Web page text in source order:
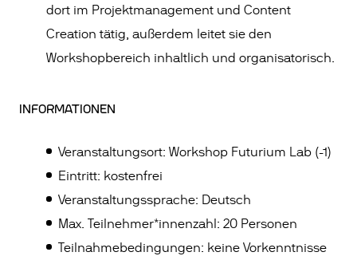
dort im Projektmanagement und Content
Creation tätig, außerdem leitet sie den
Workshopbereich inhaltlich und organisatorisch.
INFORMATIONEN
Veranstaltungsort: Workshop Futurium Lab (-1)
Eintritt: kostenfrei
Veranstaltungssprache: Deutsch
Max. Teilnehmer*innenzahl: 20 Personen
Teilnahmebedingungen: keine Vorkenntnisse